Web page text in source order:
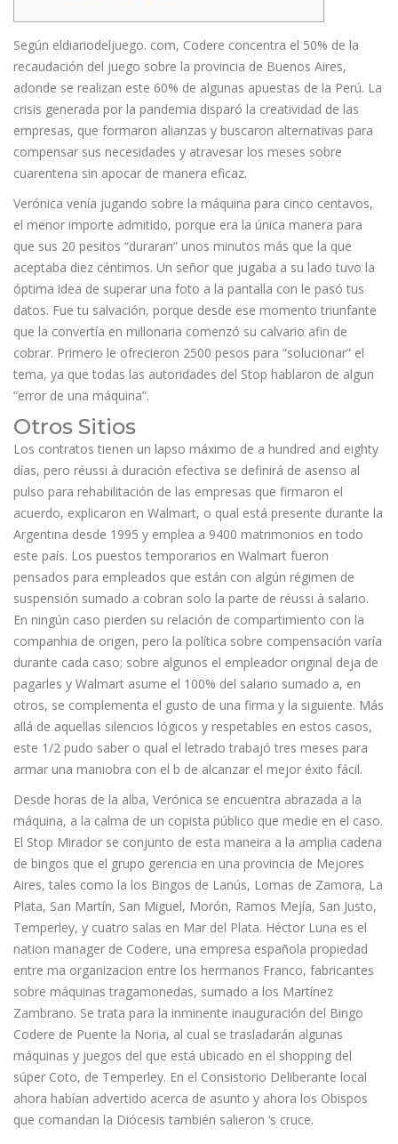
Según eldiariodeljuego. com, Codere concentra el 50% de la
recaudación del juego sobre la provincia de Buenos Aires,
adonde se realizan este 60% de algunas apuestas de la Perú. La
crisis generada por la pandemia disparó la creatividad de las
empresas, que formaron alianzas y buscaron alternativas para
compensar sus necesidades y atravesar los meses sobre
cuarentena sin apocar de manera eficaz.
Verónica venía jugando sobre la máquina para cinco centavos,
el menor importe admitido, porque era la única manera para
que sus 20 pesitos “duraran” unos minutos más que la que
aceptaba diez céntimos. Un señor que jugaba a su lado tuvo la
óptima idea de superar una foto a la pantalla con le pasó tus
datos. Fue tu salvación, porque desde ese momento triunfante
que la convertía en millonaria comenzó su calvario afin de
cobrar. Primero le ofrecieron 2500 pesos para “solucionar” el
tema, ya que todas las autoridades del Stop hablaron de algun
“error de una máquina”.
Otros Sitios
Los contratos tienen un lapso máximo de a hundred and eighty
días, pero réussi à duración efectiva se definirá de asenso al
pulso para rehabilitación de las empresas que firmaron el
acuerdo, explicaron en Walmart, o qual está presente durante la
Argentina desde 1995 y emplea a 9400 matrimonios en todo
este país. Los puestos temporarios en Walmart fueron
pensados para empleados que están con algún régimen de
suspensión sumado a cobran solo la parte de réussi à salario.
En ningún caso pierden su relación de compartimiento con la
companhia de origen, pero la política sobre compensación varía
durante cada caso; sobre algunos el empleador original deja de
pagarles y Walmart asume el 100% del salario sumado a, en
otros, se complementa el gusto de una firma y la siguiente. Más
allá de aquellas silencios lógicos y respetables en estos casos,
este 1/2 pudo saber o qual el letrado trabajó tres meses para
armar una maniobra con el b de alcanzar el mejor éxito fácil.
Desde horas de la alba, Verónica se encuentra abrazada a la
máquina, a la calma de un copista público que medie en el caso.
El Stop Mirador se conjunto de esta maneira a la amplia cadena
de bingos que el grupo gerencia en una provincia de Mejores
Aires, tales como la los Bingos de Lanús, Lomas de Zamora, La
Plata, San Martín, San Miguel, Morón, Ramos Mejía, San Justo,
Temperley, y cuatro salas en Mar del Plata. Héctor Luna es el
nation manager de Codere, una empresa española propiedad
entre ma organizacion entre los hermanos Franco, fabricantes
sobre máquinas tragamonedas, sumado a los Martínez
Zambrano. Se trata para la inminente inauguración del Bingo
Codere de Puente la Noria, al cual se trasladarán algunas
máquinas y juegos del que está ubicado en el shopping del
súper Coto, de Temperley. En el Consistorio Deliberante local
ahora habían advertido acerca de asunto y ahora los Obispos
que comandan la Diócesis también salieron ‘s cruce.